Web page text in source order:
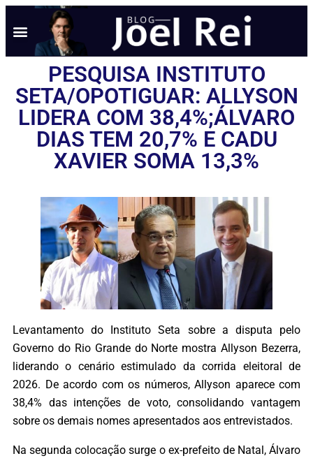
PESQUISA INSTITUTO
SETA/OPOTIGUAR: ALLYSON
LIDERA COM 38,4%;ÁLVARO
DIAS TEM 20,7% E CADU
XAVIER SOMA 13,3%
Levantamento do Instituto Seta sobre a disputa pelo
Governo do Rio Grande do Norte mostra Allyson Bezerra,
liderando o cenário estimulado da corrida eleitoral de
2026. De acordo com os números, Allyson aparece com
38,4% das intenções de voto, consolidando vantagem
sobre os demais nomes apresentados aos entrevistados.
Na segunda colocação surge o ex-prefeito de Natal, Álvaro